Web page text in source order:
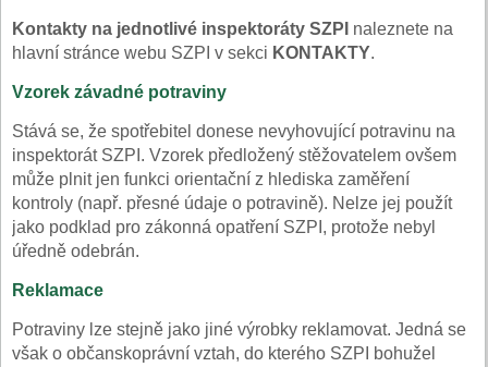
Kontakty na jednotlivé inspektoráty SZPI naleznete na
hlavní stránce webu SZPI v sekci KONTAKTY.
Vzorek závadné potraviny
Stává se, že spotřebitel donese nevyhovující potravinu na
inspektorát SZPI. Vzorek předložený stěžovatelem ovšem
může plnit jen funkci orientační z hlediska zaměření
kontroly (např. přesné údaje o potravině). Nelze jej použít
jako podklad pro zákonná opatření SZPI, protože nebyl
úředně odebrán.
Reklamace
Potraviny lze stejně jako jiné výrobky reklamovat. Jedná se
však o občanskoprávní vztah, do kterého SZPI bohužel